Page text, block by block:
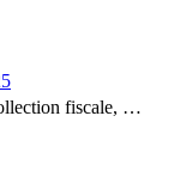
fiscale, …